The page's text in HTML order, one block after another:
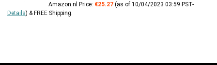
Amazon.nl Price: €25.27 (as of 10/04/2023 03:59 PST-
Details) & FREE Shipping